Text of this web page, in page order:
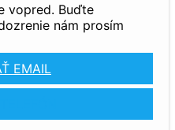
vopred. Buďte
nám prosím
EMAIL